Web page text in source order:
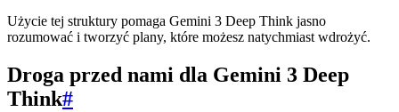
Użycie tej struktury pomaga Gemini 3 Deep Think jasno
rozumować i tworzyć plany, które możesz natychmiast wdrożyć.
Droga przed nami dla Gemini 3 Deep
Think#